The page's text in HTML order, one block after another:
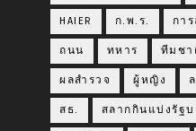
HAIER ก.พ.ร. กา
ถนน ทหาร ทีมชา
ผลสำรวจ ผู้หญิง
สธ. สลากกินแบ่งรัฐบ